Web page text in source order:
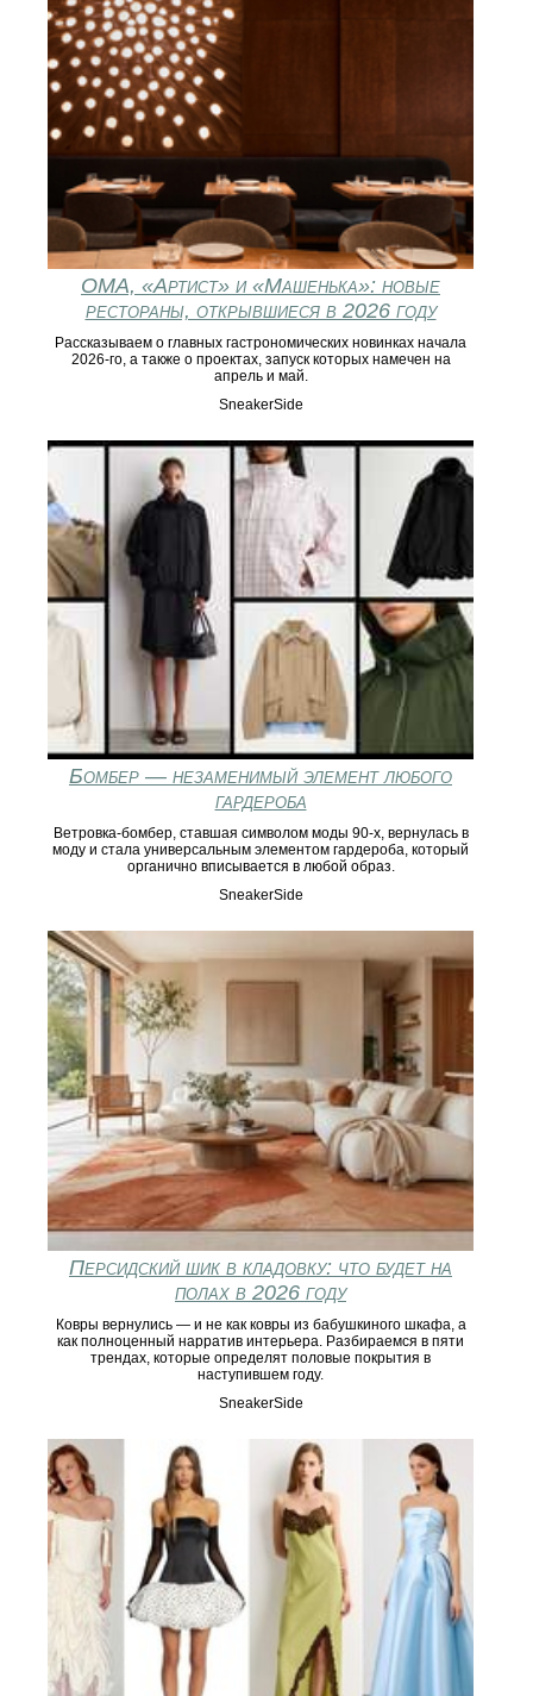
ОМА, «Артист» и «Машенька»: новые
рестораны, открывшиеся в 2026 году
Рассказываем о главных гастрономических новинках начала
2026-го, а также о проектах, запуск которых намечен на
апрель и май.
SneakerSide
Бомбер — незаменимый элемент любого
гардероба
Ветровка-бомбер, ставшая символом моды 90-х, вернулась в
моду и стала универсальным элементом гардероба, который
органично вписывается в любой образ.
SneakerSide
Персидский шик в кладовку: что будет на
полах в 2026 году
Ковры вернулись — и не как ковры из бабушкиного шкафа, а
как полноценный нарратив интерьера. Разбираемся в пяти
трендах, которые определят половые покрытия в
наступившем году.
SneakerSide